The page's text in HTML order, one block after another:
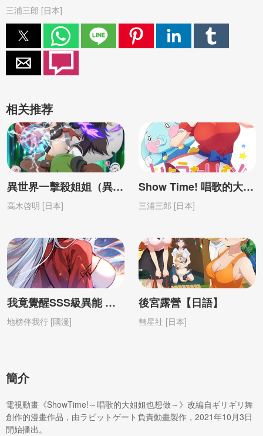
三浦三郎 [日本]
相关推荐
異世界一擊殺姐姐（異世界一擊無雙姐姐）【日語】
高木啓明 [日本]
Show Time! 唱歌的大姐姐也想做 第1季【日語】
三浦三郎 [日本]
我竟覺醒SSS級異能 動態漫畫
地榜伴我行 [國漫]
後宮露營【日語】
彗星社 [日本]
簡介
電視動畫《ShowTime!～唱歌的大姐姐也想做～》改編自ギリギリ舞
創作的漫畫作品，由ラビットゲート負責動畫製作，2021年10月3日
開始播出。